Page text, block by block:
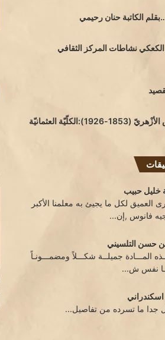
الكاتبة حنان رحيمي
نشاطات المركز الثقافي
العثمانيّة
خليل حبيب
العميق لكل ما يجيئ به معلمنا الأكبر
فانوس ,إن...
حسن التلسيني
المـــادة جميلــة شكـــلاً ومضمـــونـاً
نفس ش...
اسكندراني
جدا ما تسرده من تفاصيل...